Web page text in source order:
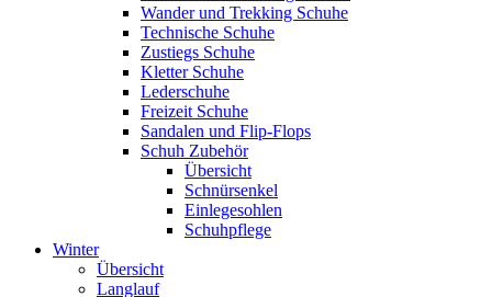
Wander und Trekking Schuhe
Technische Schuhe
Zustiegs Schuhe
Kletter Schuhe
Lederschuhe
Freizeit Schuhe
Sandalen und Flip-Flops
Schuh Zubehör
Übersicht
Schnürsenkel
Einlegesohlen
Schuhpflege
Winter
Übersicht
Langlauf